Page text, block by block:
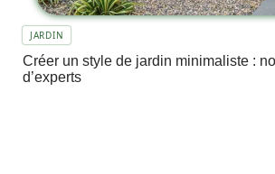
JARDIN
Créer un style de jardin minimaliste :
d’experts